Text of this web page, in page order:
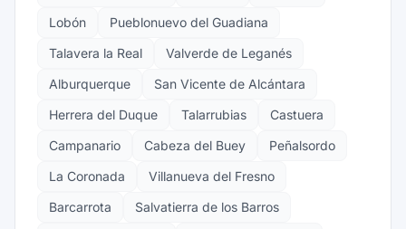
Lobón
Pueblonuevo del Guadiana
Talavera la Real
Valverde de Leganés
Alburquerque
San Vicente de Alcántara
Herrera del Duque
Talarrubias
Castuera
Campanario
Cabeza del Buey
Peñalsordo
La Coronada
Villanueva del Fresno
Barcarrota
Salvatierra de los Barros